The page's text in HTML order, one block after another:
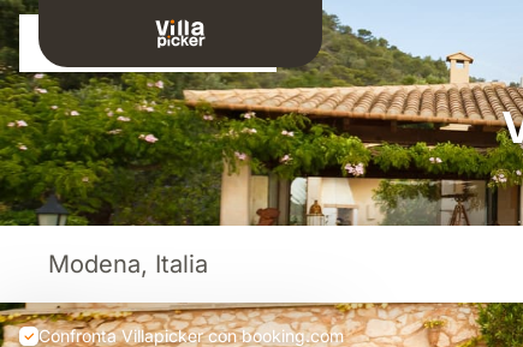
Connessione
Confronta Villapicker con booking.com